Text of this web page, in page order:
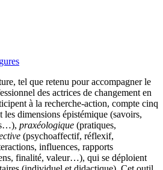
tel que retenu pour accompagner le
des actrices de changement en
à la recherche-action, compte cinq
les dimensions épistémique (savoirs,
praxéologique (pratiques,
(psychoaffectif, réflexif,
influences, rapports
finalité, valeur…), qui se déploient